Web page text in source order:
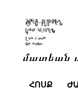
մատեան
ՀՈՍՔ